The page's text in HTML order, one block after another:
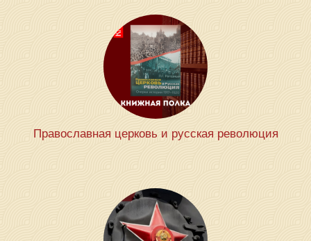
Православная церковь и русская революция